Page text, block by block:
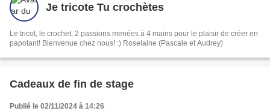
Je tricote Tu crochètes
Le tricot, le crochet, 2 passions menées à 4 mains pour le plaisir de créer en
papotant! Bienvenue chez nous! :) Roselaine (Pascale et Audrey)
Cadeaux de fin de stage
Publié le 02/11/2024 à 14:26